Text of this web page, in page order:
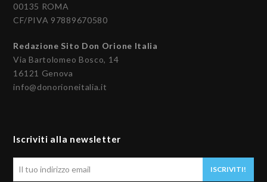
00135 ROMA
CF/PIVA 97889670580
Redazione Sito Don Orione Italia
Via Bartolomeo Bosco, 14
16121 Genova
info@donorioneitalia.it
Iscriviti alla newsletter
ISCRIVITI!